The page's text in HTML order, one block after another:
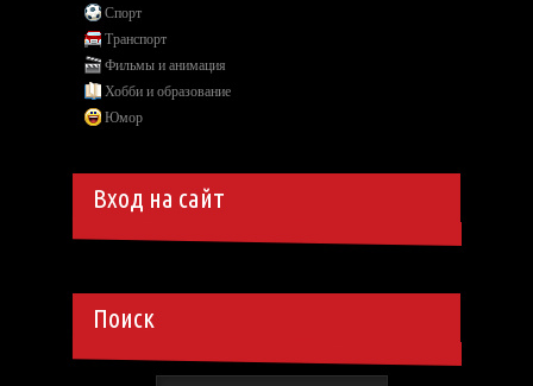
Спорт
Транспорт
Фильмы и анимация
Хобби и образование
Юмор
Вход на сайт
Поиск